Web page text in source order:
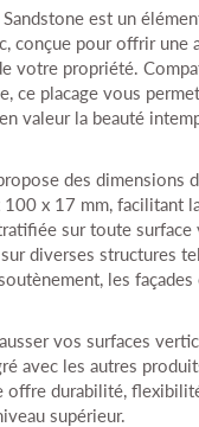
Sandstone est un
conçue pour offrir une
votre propriété.
ce placage vous
valeur la beauté
des dimensions
x 17 mm, facilitant
sur toute
diverses structures
les façades
vos surfaces
avec les autres
offre durabilité,
supérieur.